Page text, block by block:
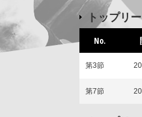
トップリ
No.
第3節
第7節